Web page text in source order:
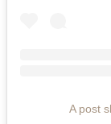
A post